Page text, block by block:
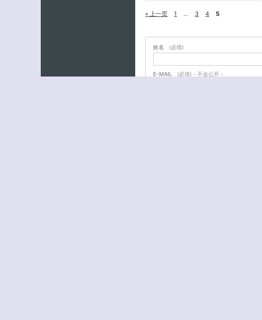
« 上一页 1 … 3 4 5
姓名 (必填)
E-MAIL (必填) - 不会公开 -